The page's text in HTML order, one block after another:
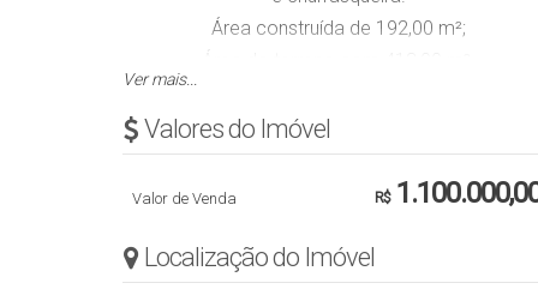
Área construída de 192,00 m²;
A casa será entregue com muros e grama.
Piso porcelanato e vinilíco, acabamento em
Aceita veículo na negociação sob avaliação.
Ver mais...
Valores do Imóvel
R$
Valor de Venda
Localização do Imóvel